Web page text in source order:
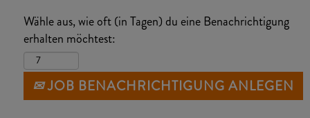
Wähle aus, wie oft (in Tagen) du eine Benachrichtigung
erhalten möchtest:
JOB BENACHRICHTIGUNG ANLEGEN